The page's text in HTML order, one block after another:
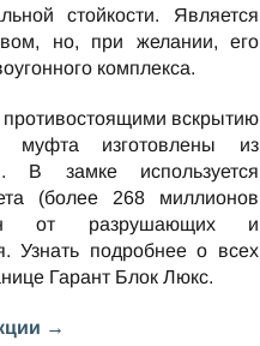
стойкости. Является
но, при желании, его
комплекса.
вскрытию
муфта изготовлены из
В замке используется
(более 268 миллионов
от разрушающих и
Узнать подробнее о всех
Гарант Блок Люкс.
→